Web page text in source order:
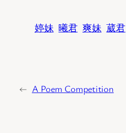
婷妹 曦君 爽妹 葳君
← A Poem Competition